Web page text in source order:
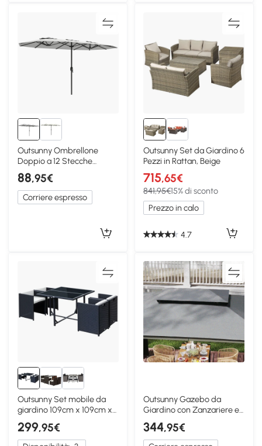
Outsunny Ombrellone
Doppio a 12 Stecche
4.6x2.7 m Bianco
88,95€
Corriere espresso
Outsunny Set da Giardino 6
Pezzi in Rattan, Beige
715,65€
841,95€15% di sconto
Prezzo in calo
4.7
Outsunny Set mobile da
giardino 109cm x 109cm x
72cm Nero
299,95€
Outsunny Gazebo da
Giardino con Zanzariere e
Tende Grigio Scuro
344,95€